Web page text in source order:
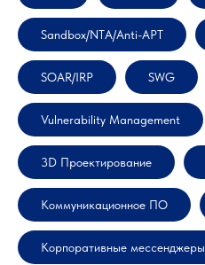
Sandbox/NTA/Anti-APT
SOAR/IRP SWG
Vulnerability Management
3D Проектирование
Коммуникационное ПО
Корпоративные мессенджеры